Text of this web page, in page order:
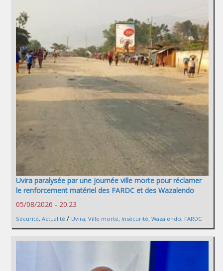
Uvira paralysée par une journée ville morte pour réclamer
le renforcement matériel des FARDC et des Wazalendo
05/08/2026 - 20:23
Sécurité, Actualité / Uvira, Ville morte, Insécurité, Wazalendo, FARDC